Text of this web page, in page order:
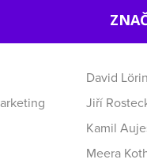
David
Jiří
Kamil
Meera